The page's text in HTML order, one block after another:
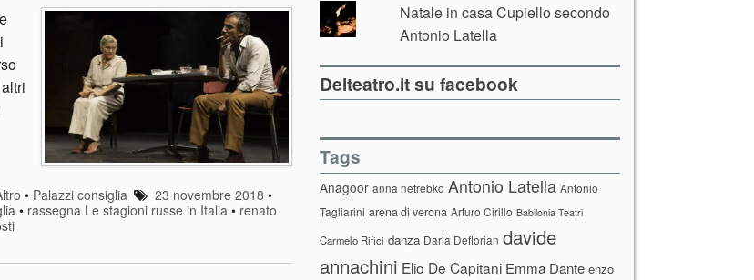
• Palazzi consiglia 23 novembre 2018 •
• rassegna Le stagioni russe in Italia • renato
Natale in casa Cupiello secondo
Antonio Latella
Delteatro.it su facebook
Tags
Anagoor anna netrebko Antonio Latella Antonio
Tagliarini arena di verona Arturo Cirillo Babilonia Teatri
Carmelo Rifici danza Daria Deflorian davide
annachini Elio De Capitani Emma Dante enzo